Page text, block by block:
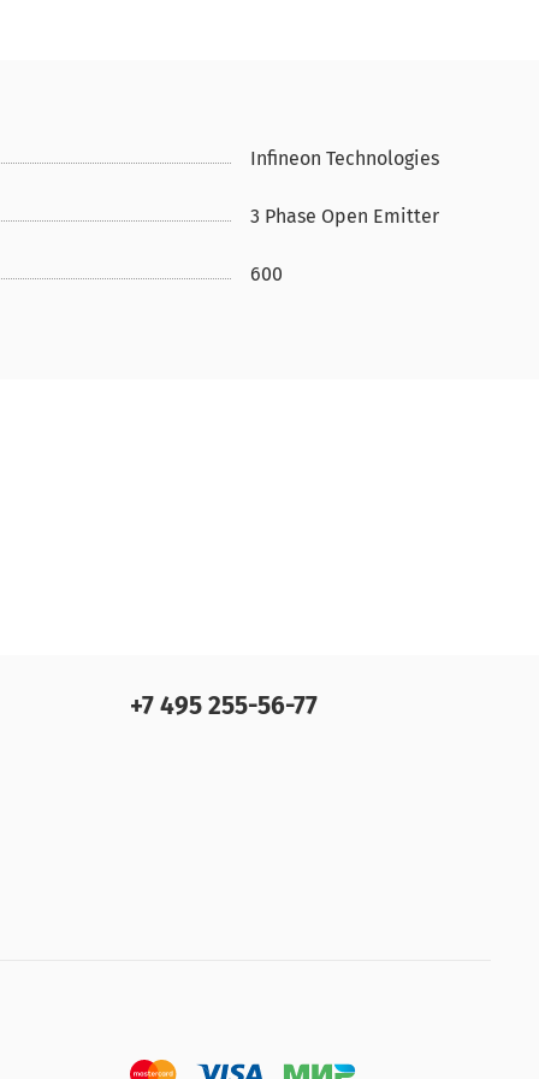
Infineon Technologies
3 Phase Open Emitter
600
+7 495 255-56-77